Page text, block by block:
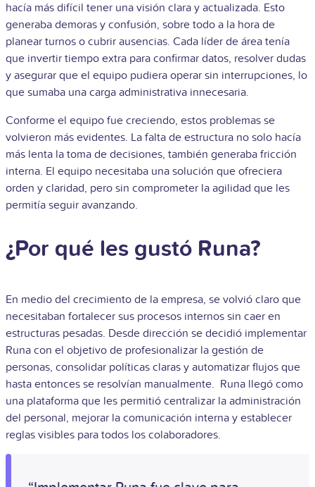
hacía más difícil tener una visión clara y actualizada. Esto
generaba demoras y confusión, sobre todo a la hora de
planear turnos o cubrir ausencias. Cada líder de área tenía
que invertir tiempo extra para confirmar datos, resolver dudas
y asegurar que el equipo pudiera operar sin interrupciones, lo
que sumaba una carga administrativa innecesaria.
Conforme el equipo fue creciendo, estos problemas se
volvieron más evidentes. La falta de estructura no solo hacía
más lenta la toma de decisiones, también generaba fricción
interna. El equipo necesitaba una solución que ofreciera
orden y claridad, pero sin comprometer la agilidad que les
permitía seguir avanzando.
¿Por qué les gustó Runa?
En medio del crecimiento de la empresa, se volvió claro que
necesitaban fortalecer sus procesos internos sin caer en
estructuras pesadas. Desde dirección se decidió implementar
Runa con el objetivo de profesionalizar la gestión de
personas, consolidar políticas claras y automatizar flujos que
hasta entonces se resolvían manualmente. Runa llegó como
una plataforma que les permitió centralizar la administración
del personal, mejorar la comunicación interna y establecer
reglas visibles para todos los colaboradores.